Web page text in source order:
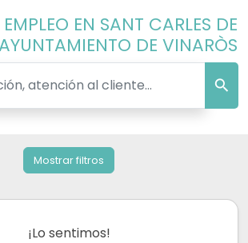
EN SANT CARLES DE
DE VINARÒS
Mostrar filtros
¡Lo sentimos!